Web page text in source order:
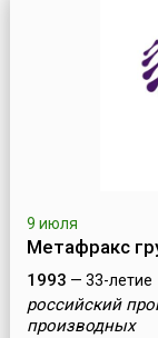
9 июля
Метафракс
1993 — 33-летие
российский
производных